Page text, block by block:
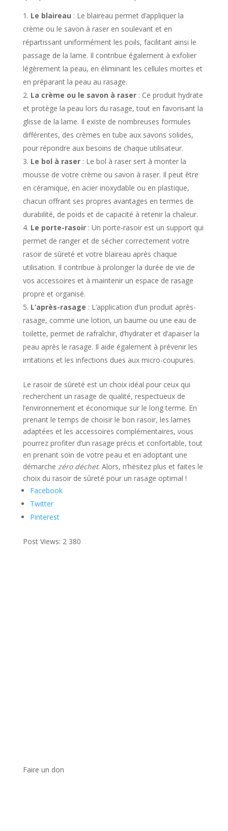
Le blaireau : Le blaireau permet d’appliquer la
crème ou le savon à raser en soulevant et en
répartissant uniformément les poils, facilitant ainsi le
passage de la lame. Il contribue également à exfolier
légèrement la peau, en éliminant les cellules mortes et
en préparant la peau au rasage.
La crème ou le savon à raser: Ce produit hydrate
et protège la peau lors du rasage, tout en favorisant la
glisse de la lame. Il existe de nombreuses formules
différentes, des crèmes en tube aux savons solides,
pour répondre aux besoins de chaque utilisateur.
Le bol à raser: Le bol à raser sert à monter la
mousse de votre crème ou savon à raser. Il peut être
en céramique, en acier inoxydable ou en plastique,
chacun offrant ses propres avantages en termes de
durabilité, de poids et de capacité à retenir la chaleur.
Le porte-rasoir: Un porte-rasoir est un support qui
permet de ranger et de sécher correctement votre
rasoir de sûreté et votre blaireau après chaque
utilisation. Il contribue à prolonger la durée de vie de
vos accessoires et à maintenir un espace de rasage
propre et organisé.
L’après-rasage : L’application d’un produit après-
rasage, comme une lotion, un baume ou une eau de
toilette, permet de rafraîchir, d’hydrater et d’apaiser la
peau après le rasage. Il aide également à prévenir les
irritations et les infections dues aux micro-coupures.
Le rasoir de sûreté est un choix idéal pour ceux qui
recherchent un rasage de qualité, respectueux de
l’environnement et économique sur le long terme. En
prenant le temps de choisir le bon rasoir, les lames
adaptées et les accessoires complémentaires, vous
pourrez profiter d’un rasage précis et confortable, tout
en prenant soin de votre peau et en adoptant une
démarche zéro déchet. Alors, n’hésitez plus et faites le
choix du rasoir de sûreté pour un rasage optimal !
Facebook
Twitter
Pinterest
Post Views: 2 380
Faire un don